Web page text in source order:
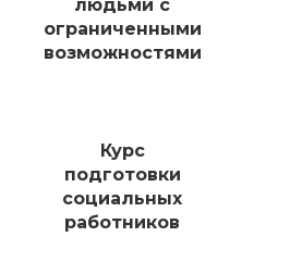
людьми с
ограниченными
возможностями
Курс
подготовки
социальных
работников